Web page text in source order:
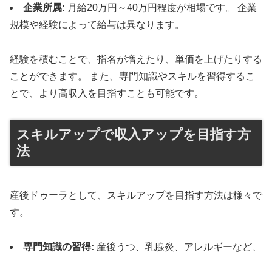
企業所属: 月給20万円～40万円程度が相場です。 企業
規模や経験によって給与は異なります。
経験を積むことで、指名が増えたり、単価を上げたりする
ことができます。 また、専門知識やスキルを習得するこ
とで、より高収入を目指すことも可能です。
スキルアップで収入アップを目指す方
法
産後ドゥーラとして、スキルアップを目指す方法は様々で
す。
専門知識の習得: 産後うつ、乳腺炎、アレルギーなど、